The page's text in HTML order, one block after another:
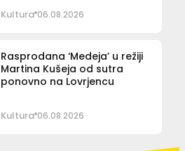
Kultura 06.08.2026
Rasprodana ‘Medeja’ u režiji
Martina Kušeja od sutra
ponovno na Lovrjencu
Kultura 06.08.2026